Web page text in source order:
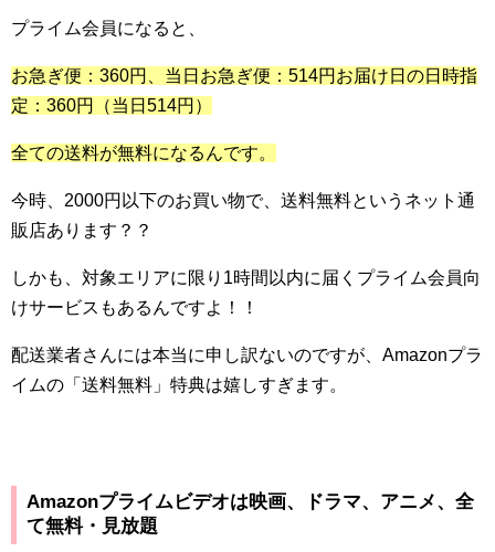
プライム会員になると、
お急ぎ便： 360円、当日お急ぎ便： 514円お届け日の日時指
定： 360円（当日 514円）
全ての送料が無料になるんです。
今時、 2000円以下のお買い物で、送料無料というネット通
販店あります？？
しかも、対象エリアに限り 1時間以内に届くプライム会員向
けサービスもあるんですよ！！
配送業者さんには本当に申し訳ないのですが、 Amazonプラ
イムの「送料無料」特典は嬉しすぎます。
Amazonプライムビデオは映画、ドラマ、アニメ、全
て無料・見放題